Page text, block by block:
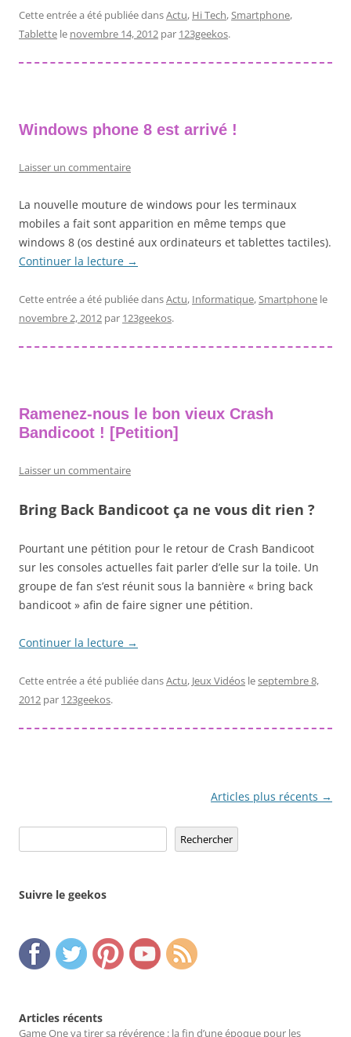
Cette entrée a été publiée dansActu, Hi Tech,Smartphone,
Tablette le novembre 14, 2012 par 123geekos.
Windows phone 8 est arrivé !
Laisser un commentaire
La nouvelle mouture de windows pour les terminaux
mobiles a fait sont apparition en même temps que
windows 8 (os destiné aux ordinateurs et tablettes tactiles).
Continuer la lecture →
Cette entrée a été publiée dansActu, Informatique,Smartphone le
novembre 2, 2012 par 123geekos.
Ramenez-nous le bon vieux Crash
Bandicoot ! [Petition]
Laisser un commentaire
Bring Back Bandicoot ça ne vous dit rien ?
Pourtant une pétition pour le retour de Crash Bandicoot
sur les consoles actuelles fait parler d’elle sur la toile. Un
groupe de fan s’est réunit sous la bannière « bring back
bandicoot » afin de faire signer une pétition.
Continuer la lecture →
Cette entrée a été publiée dansActu, Jeux Vidéos leseptembre 8,
2012 par 123geekos.
Articles plus récents →
Rechercher
Suivre le geekos
Articles récents
Game One va tirer sa révérence : la fin d’une époque pour les